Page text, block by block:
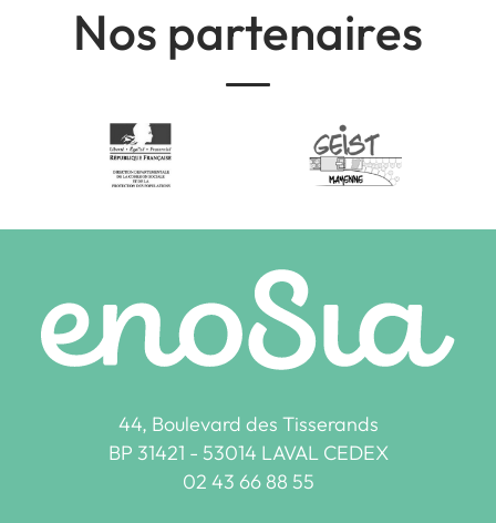
Nos partenaires
44, Boulevard des Tisserands
BP 31421 - 53014 LAVAL CEDEX
02 43 66 88 55